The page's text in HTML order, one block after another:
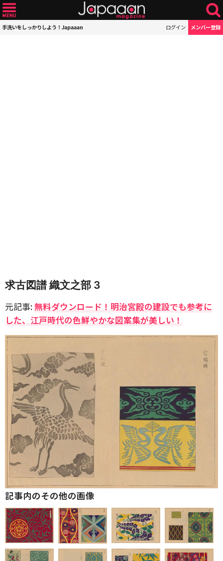
手洗いをしっかりしよう！Japaaan ログイン メンバー登録
求古図譜 織文之部 3
元記事:無料ダウンロード！明治宮殿の建設でも参考に
した、江戸時代の色鮮やかな図案集が美しい！
記事内のその他の画像